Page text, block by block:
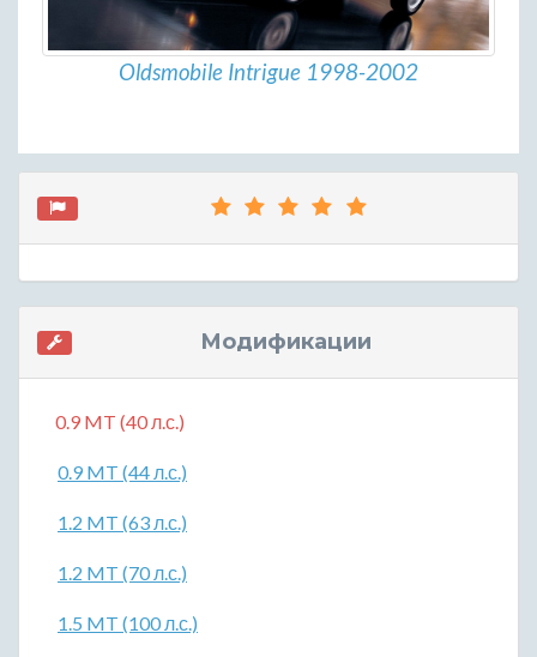
Oldsmobile Intrigue 1998-2002
Модификации
0.9 MT (40 л.с.)
0.9 MT (44 л.с.)
1.2 MT (63 л.с.)
1.2 MT (70 л.с.)
1.5 MT (100 л.с.)